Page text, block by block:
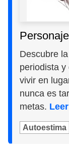
Descubre
periodista
vivir en
nunca es
metas.
Autoestima